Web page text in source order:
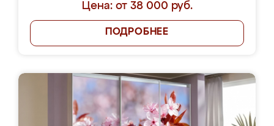
Цена: от 38 000 руб.
ПОДРОБНЕЕ